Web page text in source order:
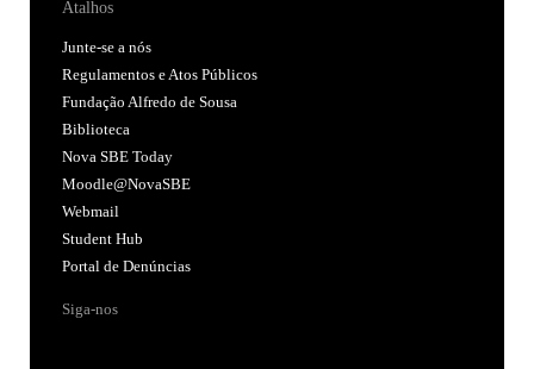
Atalhos
Junte-se a nós
Regulamentos e Atos Públicos
Fundação Alfredo de Sousa
Biblioteca
Nova SBE Today
Moodle@NovaSBE
Webmail
Student Hub
Portal de Denúncias
Siga-nos